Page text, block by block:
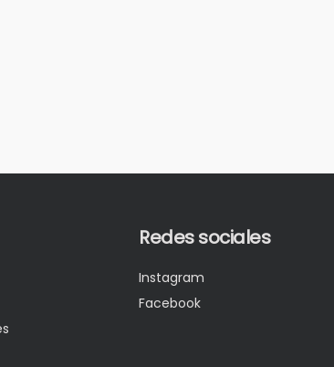
Redes sociales
Instagram
Facebook